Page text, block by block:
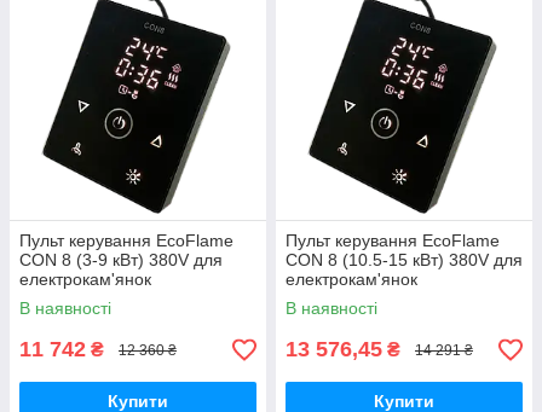
Пульт керування EcoFlame
CON 8 (3-9 кВт) 380V для
електрокам'янок
В наявності
11 742 ₴ 12 360 ₴
Купити
Пульт керування EcoFlame
CON 8 (10.5-15 кВт) 380V для
електрокам'янок
В наявності
13 576,45 ₴ 14 291 ₴
Купити